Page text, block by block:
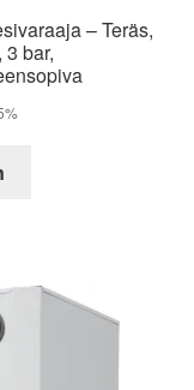
– Teräs,
bar,